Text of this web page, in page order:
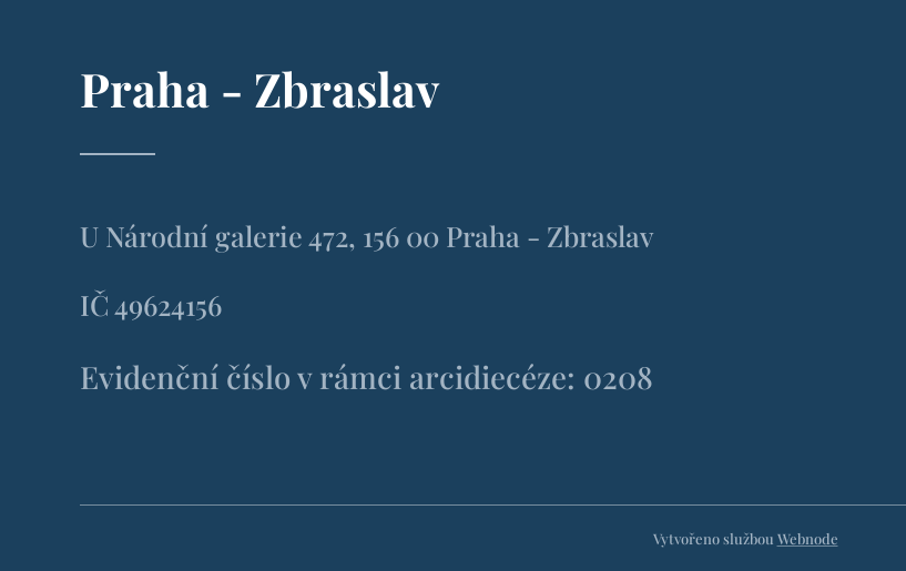
Praha - Zbraslav
U Národní galerie 472, 156 00 Praha - Zbraslav
IČ 49624156
Evidenční číslo v rámci arcidiecéze: 0208
Vytvořeno službou Webnode